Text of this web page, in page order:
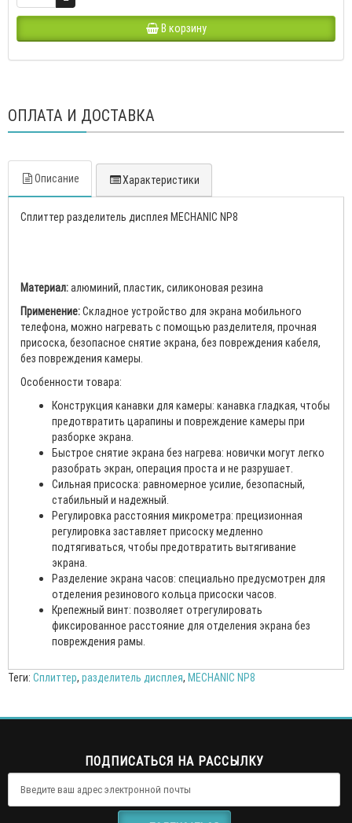
В корзину
ОПЛАТА И ДОСТАВКА
Описание Характеристики
Сплиттер разделитель дисплея MECHANIC NP8
Материал:алюминий, пластик, силиконовая резина
Применение:Складное устройство для экрана мобильного
телефона, можно нагревать с помощью разделителя, прочная
присоска, безопасное снятие экрана, без повреждения кабеля,
без повреждения камеры.
Особенности товара:
Конструкция канавки для камеры: канавка гладкая, чтобы
предотвратить царапины и повреждение камеры при
разборке экрана.
Быстрое снятие экрана без нагрева: новички могут легко
разобрать экран, операция проста и не разрушает.
Сильная присоска: равномерное усилие, безопасный,
стабильный и надежный.
Регулировка расстояния микрометра: прецизионная
регулировка заставляет присоску медленно
подтягиваться, чтобы предотвратить вытягивание
экрана.
Разделение экрана часов: специально предусмотрен для
отделения резинового кольца присоски часов.
Крепежный винт: позволяет отрегулировать
фиксированное расстояние для отделения экрана без
повреждения рамы.
Теги: Сплиттер, разделитель дисплея, MECHANIC NP8
ПОДПИСАТЬСЯ НА РАССЫЛКУ